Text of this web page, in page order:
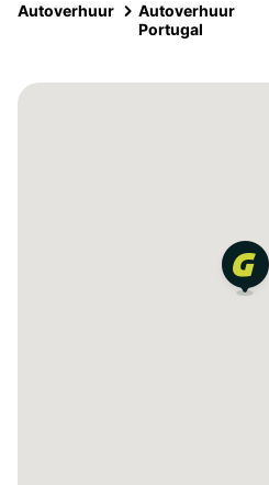
Autoverhuur
Autoverhuur
Portugal